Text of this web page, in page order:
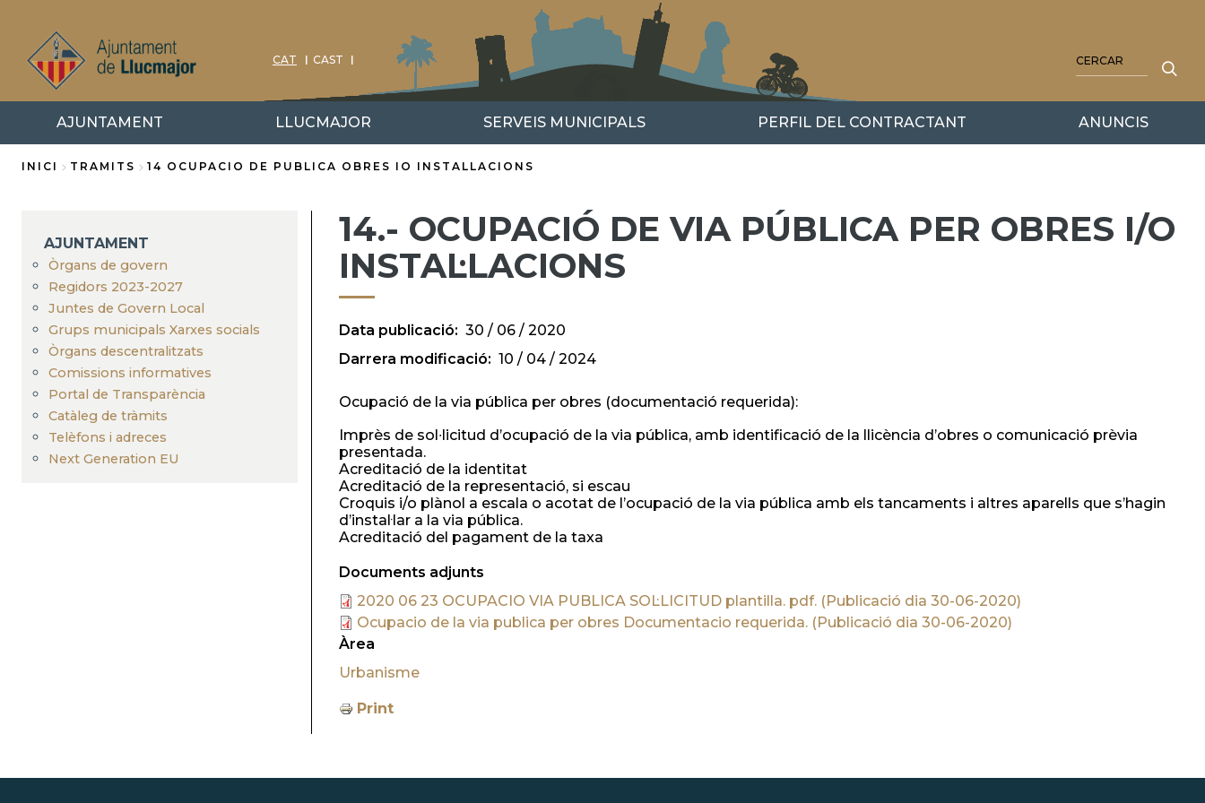
contingut
CAT CAST
AJUNTAMENT LLUCMAJOR SERVEIS MUNICIPALS PERFIL DEL CONTRACTANT ANUNCIS
d'Ariadna
INICI TRAMITS 14 OCUPACIO DE PUBLICA OBRES IO INSTALLACIONS
AJUNTAMENT
Òrgans de govern
Regidors 2023-2027
Juntes de Govern Local
Grups municipals Xarxes socials
Òrgans descentralitzats
Comissions informatives
Portal de Transparència
Catàleg de tràmits
Telèfons i adreces
Next Generation EU
14.- OCUPACIÓ DE VIA PÚBLICA PER OBRES I/O
INSTAL·LACIONS
Data publicació
30 / 06 / 2020
Darrera modificació
10 / 04 / 2024
Ocupació de la via pública per obres (documentació requerida):
Imprès de sol∙licitud d’ocupació de la via pública, amb identificació de la llicència d’obres o comunicació prèvia
presentada.
Acreditació de la identitat
Acreditació de la representació, si escau
Croquis i/o plànol a escala o acotat de l’ocupació de la via pública amb els tancaments i altres aparells que s’hagin
d’instal·lar a la via pública.
Acreditació del pagament de la taxa
Documents adjunts
2020 06 23 OCUPACIO VIA PUBLICA SOL·LICITUD plantilla. pdf. (Publicació dia 30-06-2020)
Ocupacio de la via publica per obres Documentacio requerida. (Publicació dia 30-06-2020)
Àrea
Urbanisme
Print